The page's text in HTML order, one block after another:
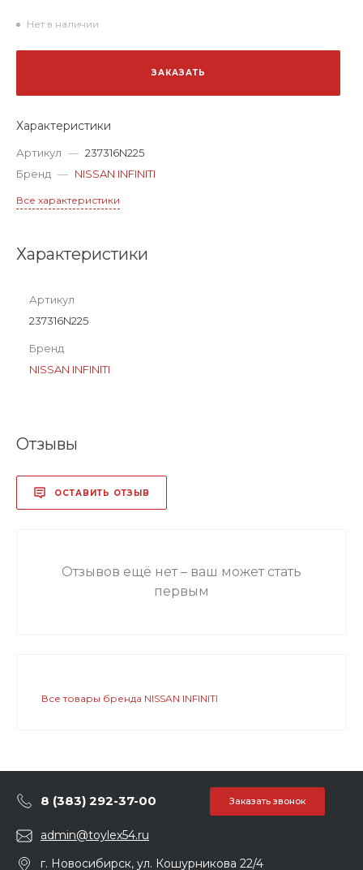
Нет в наличии
ЗАКАЗАТЬ
Характеристики
Артикул — 237316N225
Бренд — NISSAN INFINITI
Все характеристики
Характеристики
Артикул
237316N225
Бренд
NISSAN INFINITI
Отзывы
ОСТАВИТЬ ОТЗЫВ
Отзывов ещё нет – ваш может стать
первым
Все товары бренда NISSAN INFINITI
8 (383) 292-37-00 Заказать звонок
admin@toylex54.ru
г. Новосибирск, ул. Кошурникова 22/4